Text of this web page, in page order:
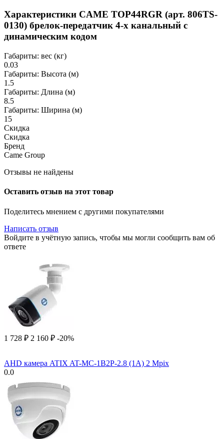
Характеристики CAME TOP44RGR (арт. 806TS-
0130) брелок-передатчик 4-х канальный с
динамическим кодом
Габариты: вес (кг)
0.03
Габариты: Высота (м)
1.5
Габариты: Длина (м)
8.5
Габариты: Ширина (м)
15
Скидка
Скидка
Бренд
Came Group
Отзывы не найдены
Оставить отзыв на этот товар
Поделитесь мнением с другими покупателями
Написать отзыв
Войдите в учётную запись, чтобы мы могли сообщить вам об
ответе
1 728 ₽ 2 160 ₽ -20%
AHD камера ATIX AT-MC-1B2P-2.8 (1A) 2 Mpix
0.0